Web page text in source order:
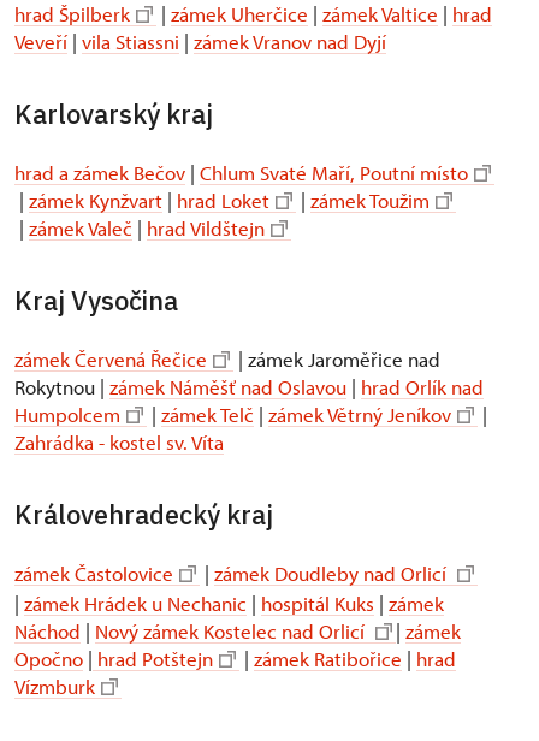
hrad Špilberk | zámek Uherčice | zámek Valtice | hrad
Veveří | vila Stiassni | zámek Vranov nad Dyjí
Karlovarský kraj
hrad a zámek Bečov | Chlum Svaté Maří, Poutní místo
| zámek Kynžvart | hrad Loket | zámek Toužim
| zámek Valeč | hrad Vildštejn
Kraj Vysočina
zámek Červená Řečice
| zámek Jaroměřice nad
Rokytnou | zámek Náměšť nad Oslavou | hrad Orlík nad
Humpolcem
| zámek Telč | zámek Větrný Jeníkov
|
Zahrádka - kostel sv. Víta
Královehradecký kraj
zámek Častolovice | zámek Doudleby nad Orlicí
| zámek Hrádek u Nechanic | hospitál Kuks | zámek
Náchod | Nový zámek Kostelec nad Orlicí | zámek
Opočno | hrad Potštejn | zámek Ratibořice | hrad
Vízmburk